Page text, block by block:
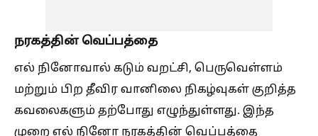
நரகத்தின் வெப்பத்தை
எல் நினோவால் கடும் வறட்சி, பெருவெள்ளம்
மற்றும் பிற தீவிர வானிலை நிகழ்வுகள் குறித்த
கவலைகளும் தற்போது எழுந்துள்ளது. இந்த
முறை எல் நினோ நரகத்தின் வெப்பத்தை